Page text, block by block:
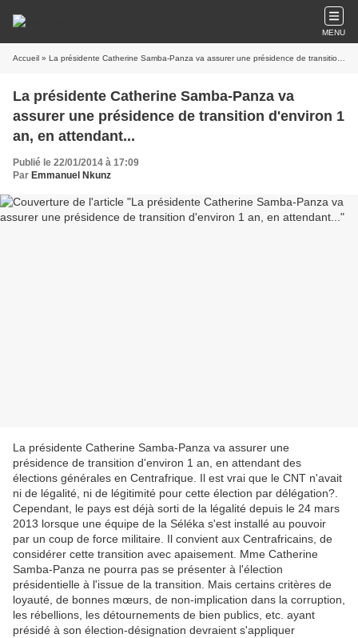
MENU
Accueil » La présidente Catherine Samba-Panza va assurer une présidence de transition d'environ 1 an, en attendant...
La présidente Catherine Samba-Panza va
assurer une présidence de transition d'environ 1
an, en attendant...
Publié le 22/01/2014 à 17:09
Par Emmanuel Nkunz
La présidente Catherine Samba-Panza va assurer une
présidence de transition d'environ 1 an, en attendant des
élections générales en Centrafrique. Il est vrai que le CNT n'avait
ni de légalité, ni de légitimité pour cette élection par délégation?.
Cependant, le pays est déjà sorti de la légalité depuis le 24 mars
2013 lorsque une équipe de la Séléka s'est installé au pouvoir
par un coup de force militaire. Il convient aux Centrafricains, de
considérer cette transition avec apaisement. Mme Catherine
Samba-Panza ne pourra pas se présenter à l'élection
présidentielle à l'issue de la transition. Mais certains critères de
loyauté, de bonnes mœurs, de non-implication dans la corruption,
les rébellions, les détournements de bien publics, etc. ayant
présidé à son élection-désignation devraient s'appliquer